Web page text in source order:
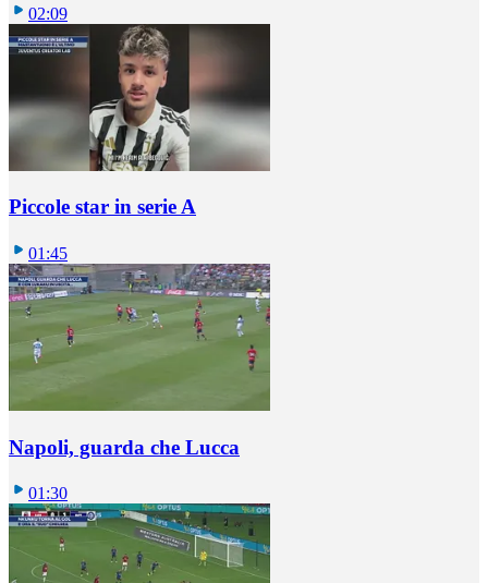
02:09
Piccole star in serie A
01:45
Napoli, guarda che Lucca
01:30